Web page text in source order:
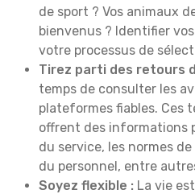
de sport ? Vos animaux
bienvenus ? Identifier
votre processus de
Tirez parti des retours
temps de consulter les
plateformes fiables. Ces
offrent des informations
du service, les normes
du personnel, entre
Soyez flexible : La vie